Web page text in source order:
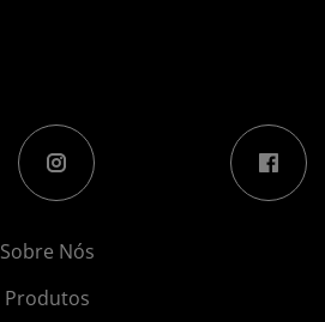
Sobre Nós
Produtos